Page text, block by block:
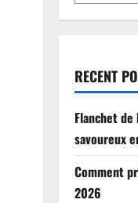
RECENT
Flanchet
savoureux
Comment
2026